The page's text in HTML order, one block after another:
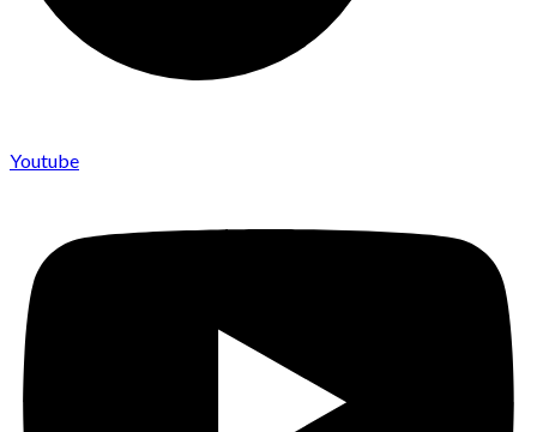
Youtube